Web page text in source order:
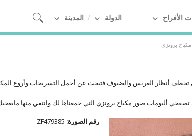
الأفراح الدولة المدينة
مكياج برونزي
تخطف أنظار العريس والضيوف فتبحث عن أجمل التسريحات وأروع
تصفحي ألبومات صور مكياج برونزي التي جمعناها لك وانتقي منها
رقم الصورة: